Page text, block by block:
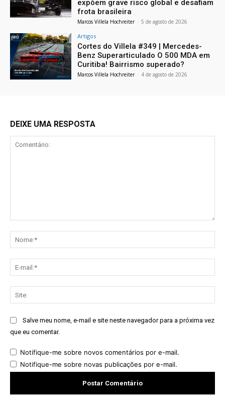
expõem grave risco global e desafiam
frota brasileira
Marcos Villela Hochreiter - 5 de agosto de 2026
Artigos
Cortes do Villela #349 | Mercedes-
Benz Superarticulado O 500 MDA em
Curitiba! Bairrismo superado?
Marcos Villela Hochreiter - 4 de agosto de 2026
DEIXE UMA RESPOSTA
Salve meu nome, e-mail e site neste navegador para a próxima vez
que eu comentar.
Notifique-me sobre novos comentários por e-mail.
Notifique-me sobre novas publicações por e-mail.